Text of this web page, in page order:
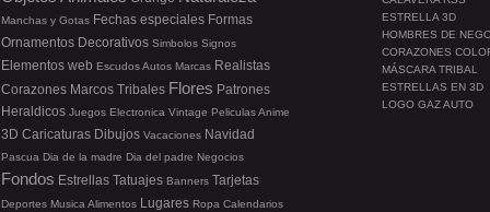
ESTRELLA 3D
HOMBRES DE
CORAZONES
MÁSCARA TRIBAL
ESTRELLAS EN 3D
LOGO GAZ AUTO
Manchas y Gotas Fechas especiales Formas
Ornamentos Decorativos Simbolos Signos
Elementos web EscudosAutos Marcas Realistas
Corazones Marcos Tribales Flores Patrones
Heraldicos Juegos Electronica Vintage PeliculasAnime
3D Caricaturas Dibujos Vacaciones Navidad
Pascua Dia de la madre Dia del padre Negocios
Fondos Estrellas Tatuajes Banners Tarjetas
Deportes Musica Alimentos Lugares Ropa Calendarios